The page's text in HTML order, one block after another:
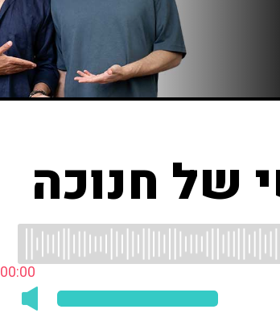
של חנוכה
00:00